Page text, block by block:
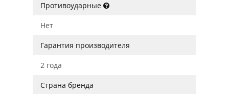
Противоударные
Нет
Гарантия производителя
2 года
Страна бренда